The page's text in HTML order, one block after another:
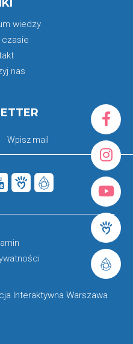
wiedzy
czasie
nas
Interaktywna Warszawa